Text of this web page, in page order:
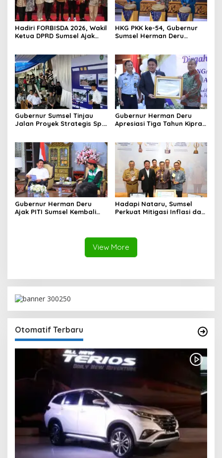
Hadiri FORBISDA 2026, Wakil
Ketua DPRD Sumsel Ajak
HKG PKK ke-54, Gubernur
Sumsel Herman Deru
Perempuan
Gubernur Sumsel Tinjau
Jalan Proyek Strategis Sp.
Gubernur Herman Deru
Apresiasi Tiga Tahun Kiprah
Negara
Gubernur Herman Deru
Ajak PITI Sumsel Kembali
Hadapi Nataru, Sumsel
Perkuat Mitigasi Inflasi dan
View More
Otomatif Terbaru